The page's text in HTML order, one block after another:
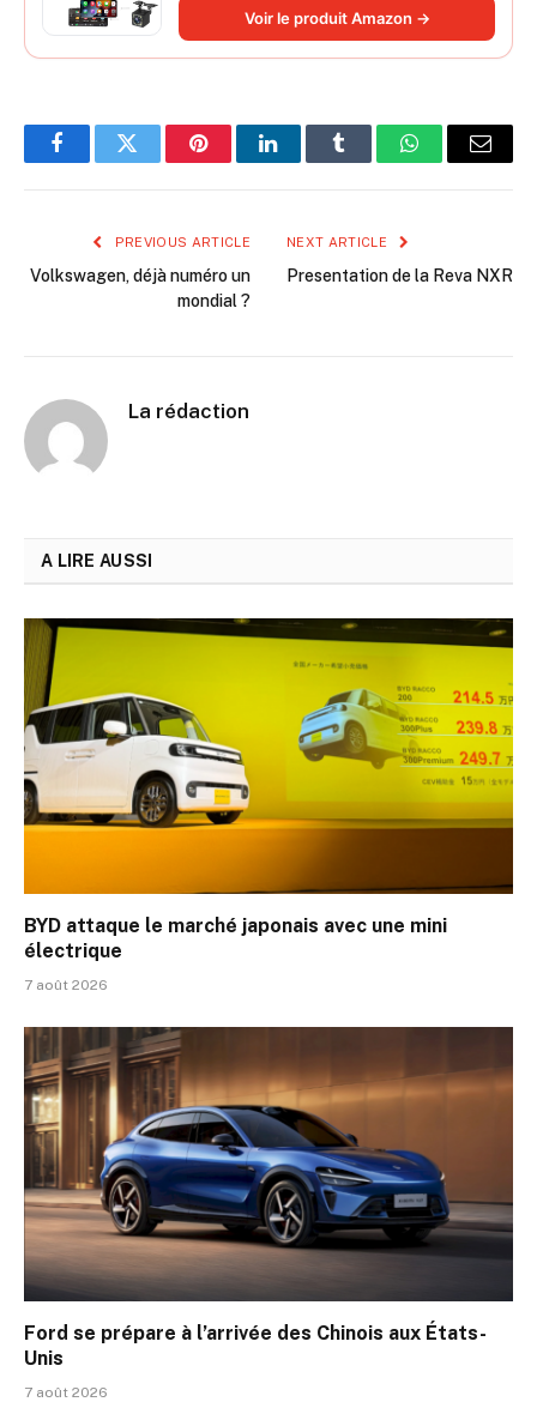
Autoradio Bluetooth Caméra de Recul
Voir le produit Amazon →
FacebookTwitter PinterestLinkedInTumblr WhatsAppEmail
PREVIOUS ARTICLE
Volkswagen, déjà numéro un
mondial ?
NEXT ARTICLE
Presentation de la Reva NXR
La rédaction
A LIRE AUSSI
BYD attaque le marché japonais avec une mini
électrique
7 août 2026
Ford se prépare à l’arrivée des Chinois aux États-
Unis
7 août 2026